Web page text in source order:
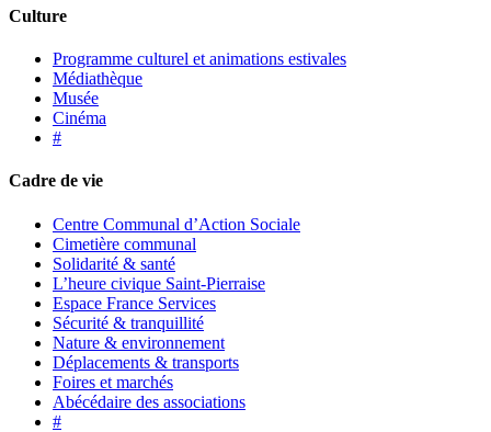
Culture
Programme culturel et animations estivales
Médiathèque
Musée
Cinéma
#
Cadre de vie
Centre Communal d’Action Sociale
Cimetière communal
Solidarité & santé
L’heure civique Saint-Pierraise
Espace France Services
Sécurité & tranquillité
Nature & environnement
Déplacements & transports
Foires et marchés
Abécédaire des associations
#